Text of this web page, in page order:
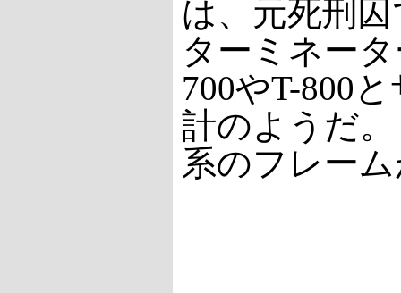
は、元死刑
ターミネー
700やT-800
計のようだ
系のフレー